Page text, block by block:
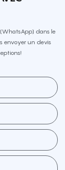
dans le
envoyer un devis